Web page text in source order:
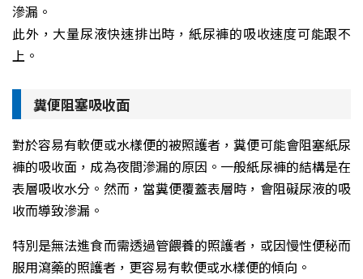
滲漏。
此外，大量尿液快速排出時，紙尿褲的吸收速度可能跟不
上。
糞便阻塞吸收面
對於容易有軟便或水樣便的被照護者，糞便可能會阻塞紙尿
褲的吸收面，成為夜間滲漏的原因。一般紙尿褲的結構是在
表層吸收水分。然而，當糞便覆蓋表層時，會阻礙尿液的吸
收而導致滲漏。
特別是無法進食而需透過管餵養的照護者，或因慢性便秘而
服用瀉藥的照護者，更容易有軟便或水樣便的傾向。